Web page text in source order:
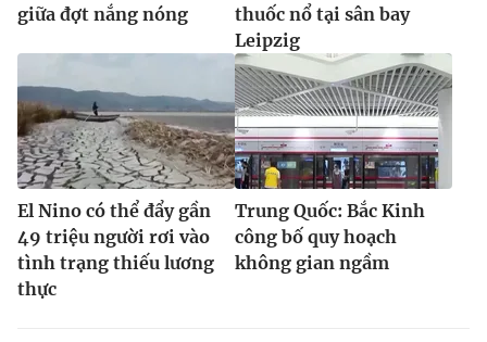
giữa đợt nắng nóng
thuốc nổ tại sân bay
Leipzig
El Nino có thể đẩy gần
49 triệu người rơi vào
tình trạng thiếu lương
thực
Trung Quốc: Bắc Kinh
công bố quy hoạch
không gian ngầm